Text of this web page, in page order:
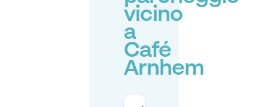
vicino
a
Café
Arnhem